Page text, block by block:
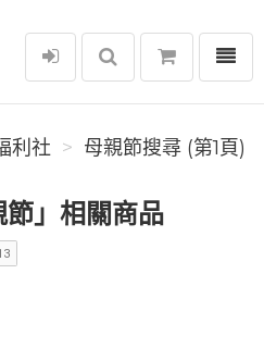
社
選單
利社 母親節搜尋 (第1頁)
節」相關商品